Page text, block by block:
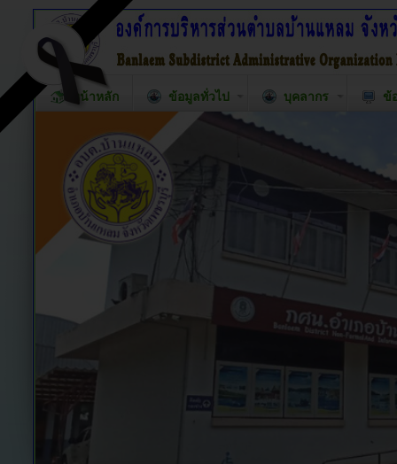
หน้าหลัก ข้อมูลทั่วไป บุคลากร ข้